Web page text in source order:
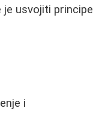
usvojiti principe
i